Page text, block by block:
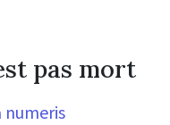
pas mort
numeris